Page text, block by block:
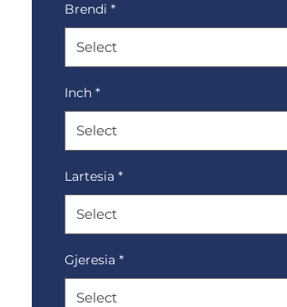
Brendi *
Select
Inch *
Select
Lartesia *
Select
Gjeresia *
Select